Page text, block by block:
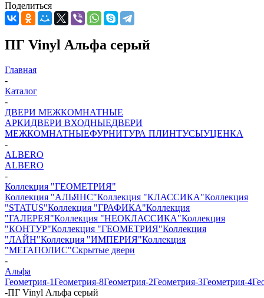
Поделиться
ПГ Vinyl Альфа серый
Главная
-
Каталог
-
ДВЕРИ МЕЖКОМНАТНЫЕ
АРКИДВЕРИ ВХОДНЫЕДВЕРИ
МЕЖКОМНАТНЫЕФУРНИТУРА ПЛИНТУСЫУЦЕНКА
-
ALBERO
ALBERO
-
Коллекция "ГЕОМЕТРИЯ"
Коллекция "АЛЬЯНС"Коллекция "КЛАССИКА"Коллекция
"STATUS"Коллекция "ГРАФИКА"Коллекция
"ГАЛЕРЕЯ"Коллекция "НЕОКЛАССИКА"Коллекция
"КОНТУР"Коллекция "ГЕОМЕТРИЯ"Коллекция
"ЛАЙН"Коллекция "ИМПЕРИЯ"Коллекция
"МЕГАПОЛИС"Скрытые двери
-
Альфа
Геометрия-1Геометрия-8Геометрия-2Геометрия-3Геометрия-4
-ПГ Vinyl Альфа серый